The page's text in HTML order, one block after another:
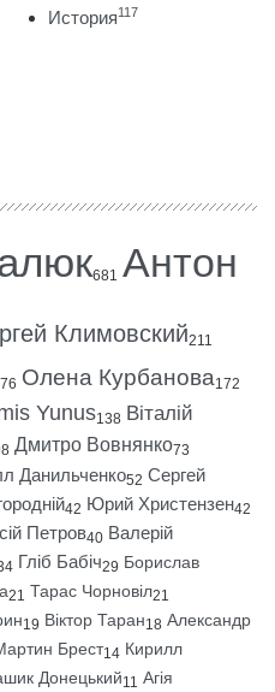
История117
681 Антон
Климовский211
Олена Курбанова172
Yunus138 Віталій
Дмитро Вовнянко73
Данильченко52 Сергей
42 Юрий Христензен42
Петров40 Валерій
Гліб Бабіч29 Борислав
21 Тарас Чорновіл21
19 Віктор Таран18 Александр
Брест14 Кирилл
Донецький11 Агія